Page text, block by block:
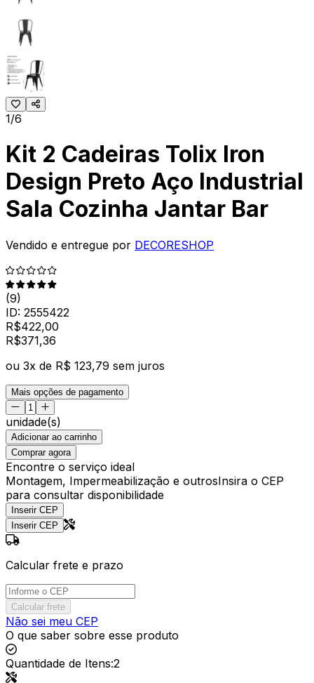
1/6
Kit 2 Cadeiras Tolix Iron
Design Preto Aço Industrial
Sala Cozinha Jantar Bar
Vendido e entregue por DECORESHOP
(9)
ID: 2555422
R$422,00
R$371,36
ou 3x de R$ 123,79 sem juros
Mais opções de pagamento
unidade(s)
Adicionar ao carrinho
Comprar agora
Encontre o serviço ideal
Montagem, Impermeabilização e outrosInsira o CEP
para consultar disponibilidade
Inserir CEP
Inserir CEP
Calcular frete e prazo
Calcular frete
Não sei meu CEP
O que saber sobre esse produto
Quantidade de Itens:2